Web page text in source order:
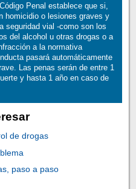
Penal establece que si,
homicidio o lesiones graves y
seguridad vial -como son los
del alcohol u otras drogas o a
a la normativa
pasará automáticamente
Las penas serán de entre 1
y hasta 1 año en caso de
de drogas
paso a paso